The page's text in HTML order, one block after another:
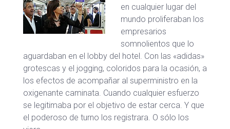
en cualquier lugar del
mundo proliferaban los
empresarios
somnolientos que lo
aguardaban en el lobby del hotel. Con las «adidas»
grotescas y el jogging, coloridos para la ocasión, a
los efectos de acompañar al superministro en la
oxigenante caminata. Cuando cualquier esfuerzo
se legitimaba por el objetivo de estar cerca. Y que
el poderoso de turno los registrara. O sólo los